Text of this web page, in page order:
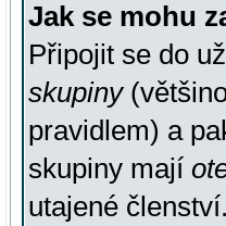
Jak se mohu
Připojit se do
skupiny
pravidlem) a
skupiny mají
utajené